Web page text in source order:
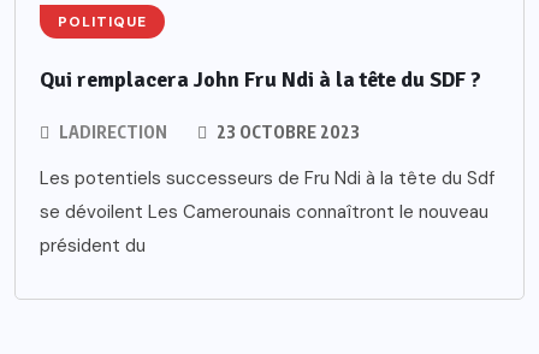
POLITIQUE
Qui remplacera John Fru Ndi à la tête du SDF ?
LADIRECTION 23 OCTOBRE 2023
Les potentiels successeurs de Fru Ndi à la tête du Sdf
se dévoilent Les Camerounais connaîtront le nouveau
président du